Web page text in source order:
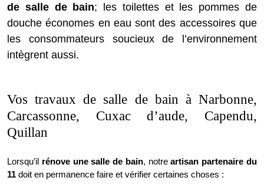
de salle de bain; les toilettes et les pommes de
douche économes en eau sont des accessoires que
les consommateurs soucieux de l’environnement
intègrent aussi.
Vos travaux de salle de bain à Narbonne,
Carcassonne, Cuxac d’aude, Capendu,
Quillan
Lorsqu’il rénove une salle de bain, notreartisan partenaire du
11 doit en permanence faire et vérifier certaines choses :